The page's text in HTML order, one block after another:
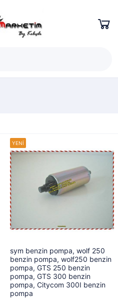
sym benzin pompa, wolf 250
benzin pompa, wolf250 benzin
pompa, GTS 250 benzin
pompa, GTS 300 benzin
pompa, Citycom 300I benzin
pompa